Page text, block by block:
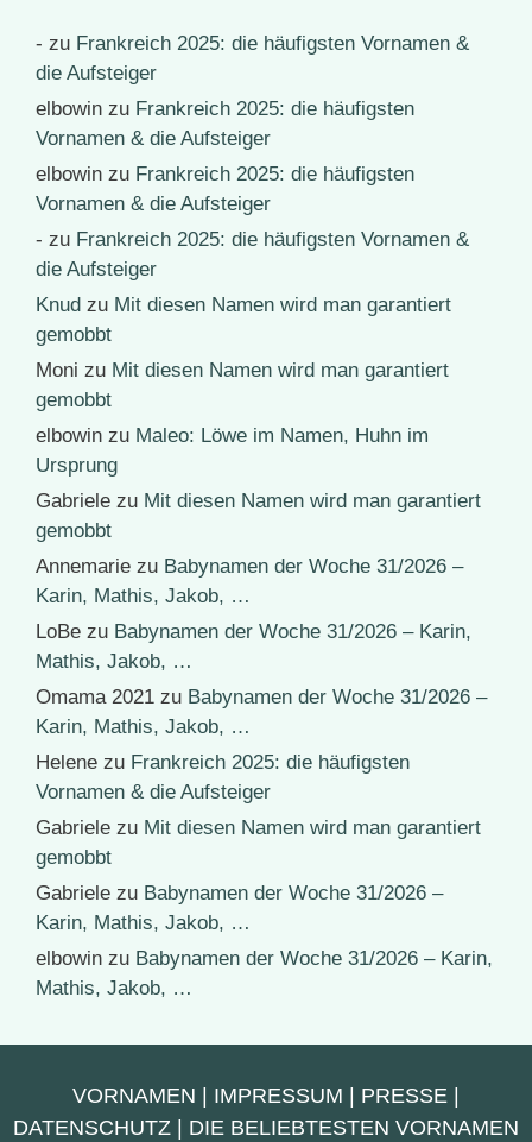
- zu Frankreich 2025: die häufigsten Vornamen &
die Aufsteiger
elbowin zu Frankreich 2025: die häufigsten
Vornamen & die Aufsteiger
elbowin zu Frankreich 2025: die häufigsten
Vornamen & die Aufsteiger
- zu Frankreich 2025: die häufigsten Vornamen &
die Aufsteiger
Knud zu Mit diesen Namen wird man garantiert
gemobbt
Moni zu Mit diesen Namen wird man garantiert
gemobbt
elbowin zu Maleo: Löwe im Namen, Huhn im
Ursprung
Gabriele zu Mit diesen Namen wird man garantiert
gemobbt
Annemarie zu Babynamen der Woche 31/2026 –
Karin, Mathis, Jakob, …
LoBe zu Babynamen der Woche 31/2026 – Karin,
Mathis, Jakob, …
Omama 2021 zu Babynamen der Woche 31/2026 –
Karin, Mathis, Jakob, …
Helene zu Frankreich 2025: die häufigsten
Vornamen & die Aufsteiger
Gabriele zu Mit diesen Namen wird man garantiert
gemobbt
Gabriele zu Babynamen der Woche 31/2026 –
Karin, Mathis, Jakob, …
elbowin zu Babynamen der Woche 31/2026 – Karin,
Mathis, Jakob, …
VORNAMEN IMPRESSUM PRESSE
DATENSCHUTZ
DIE BELIEBTESTEN VORNAMEN